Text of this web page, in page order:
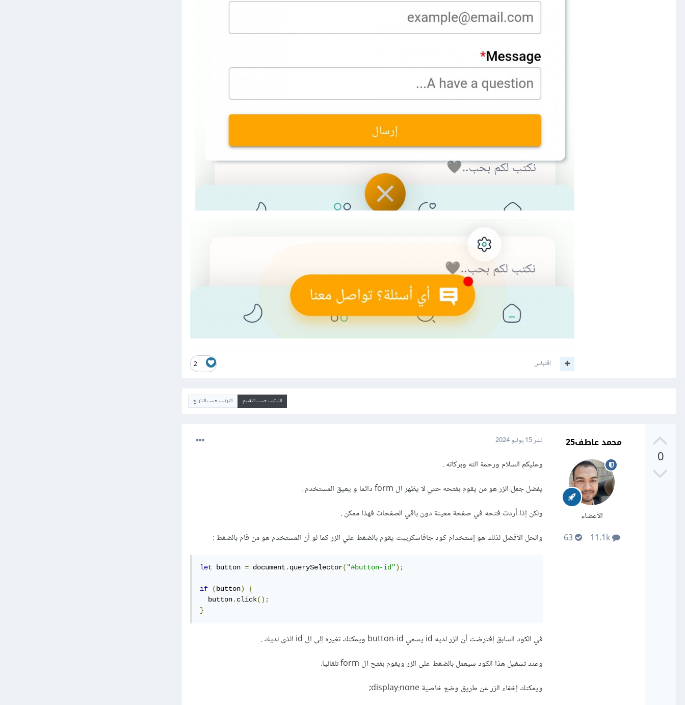
2 اقتباس
الترتيب حسب التقييم الترتيب حسب التاريخ
0
محمد عاطف25
الأعضاء
11.1k
63
نشر15 يوليو 2024
وعليكم السلام ورحمة الله وبركاته .
يفضل جعل الزر هو من يقوم بفتحه حتي لا يظهر ال form دائما و يعيق المستخدم .
ولكن إذا أردت فتحه في صفحة معينة دون باقي الصفحات فهذا ممكن .
والحل الأفضل لذلك هو إستخدام كود جافاسكريبت يقوم بالضغط علي الزر كما لو أن المستخدم هو من قام بالضغط:
let button = document . querySelector( "#button-id");
if ( button)
{
  button
. click();
}
في الكود السابق إفترضت أن الزر لديه id يسمي button-id ويمكنك تغيره إلى ال id الذى لديك .
وعند تشغيل هذا الكود سيعمل بالضغط على الزر ويقوم بفتح ال form تلقائيا.
ويمكنك إخفاء الزر عن طريق وضع خاصية display:none;